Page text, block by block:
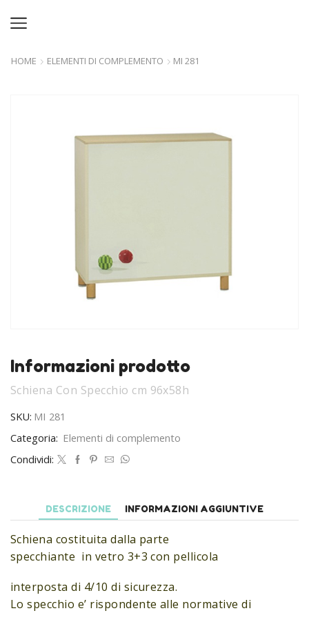
HOME ELEMENTI DI COMPLEMENTO MI 281
Informazioni prodotto
Schiena Con Specchio cm 96x58h
SKU: MI 281
Categoria: Elementi di complemento
Condividi:
DESCRIZIONE INFORMAZIONI AGGIUNTIVE
Schiena costituita dalla parte
specchiante in vetro 3+3 con pellicola
interposta di 4/10 di sicurezza.
Lo specchio e’ rispondente alle normative di